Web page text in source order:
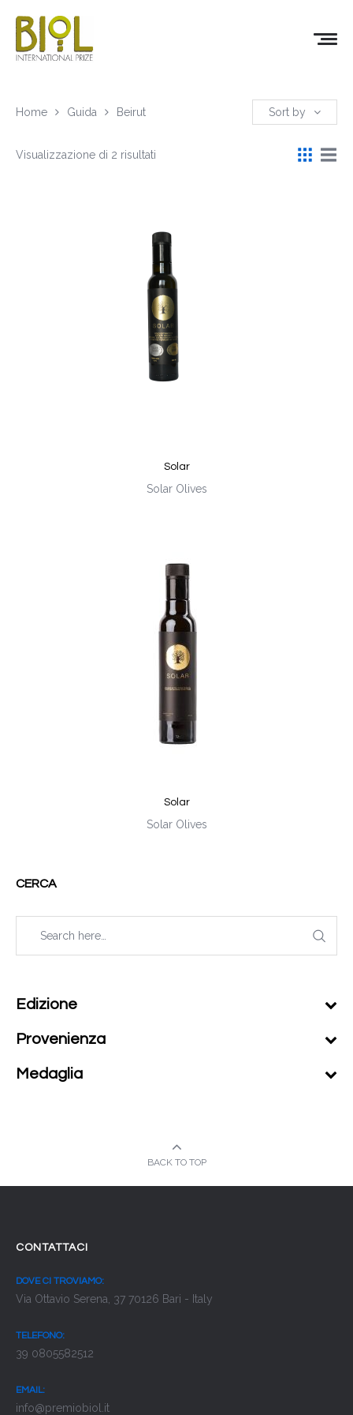
Home Guida Beirut Sort by
Visualizzazione di 2 risultati
Solar
Solar Olives
Solar
Solar Olives
CERCA
Edizione
Provenienza
Medaglia
BACK TO TOP
CONTATTACI
DOVE CI TROVIAMO:
Via Ottavio Serena, 37 70126 Bari - Italy
TELEFONO:
39 0805582512
EMAIL:
info@premiobiol.it